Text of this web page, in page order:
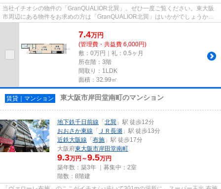
当社イチオシの物件の「GranQUALIOR北巽」。ぜひ一度ご覧ください。東大阪
市周辺にある物件をお求めの方は「GranQUALIOR北巽」はいかがでしょうか。
こちらのアパートから100mのところ...
7.4万円
(管理費・共益費 6,000円)
敷：0万円｜礼：0.5ヶ月
所在階：3階
間取り：1LDK
面積：32.99㎡
賃貸｜マンション 東大阪市岸田堂南町のマンション
地下鉄千日前線 「北巽 」駅 徒歩12分
おおさか東線 「 ＪＲ長瀬 」駅 徒歩13分
近鉄大阪線 「布施 」駅 徒歩17分
大阪府東大阪市岸田堂南町
9.3万円～9.5万円
築年数：築3年 ｜募集中： 2室
階数：8階建